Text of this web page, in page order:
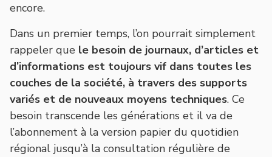
encore.
Dans un premier temps, l’on pourrait simplement
rappeler que le besoin de journaux, d’articles et
d’informations est toujours vif dans toutes les
couches de la société, à travers des supports
variés et de nouveaux moyens techniques. Ce
besoin transcende les générations et il va de
l’abonnement à la version papier du quotidien
régional jusqu’à la consultation régulière de